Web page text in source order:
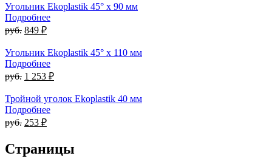
Угольник Ekoplastik 45° x 90 мм
Подробнее
руб. 849 ₽
Угольник Ekoplastik 45° x 110 мм
Подробнее
руб. 1 253 ₽
Тройной уголок Ekoplastik 40 мм
Подробнее
руб. 253 ₽
Страницы